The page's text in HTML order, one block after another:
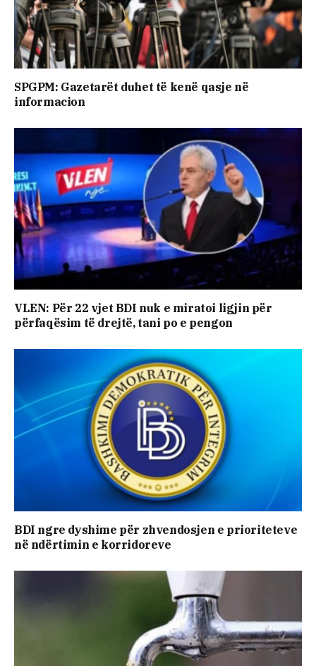
SPGPM: Gazetarët duhet të kenë qasje në
informacion
VLEN: Për 22 vjet BDI nuk e miratoi ligjin për
përfaqësim të drejtë, tani po e pengon
BDI ngre dyshime për zhvendosjen e prioriteteve
në ndërtimin e korridoreve